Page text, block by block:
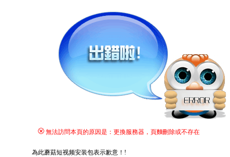
無法訪問本頁的原因是：更換服務器，頁麵刪除或不存在
為此蘑菇短视频安装包表示歉意！ !